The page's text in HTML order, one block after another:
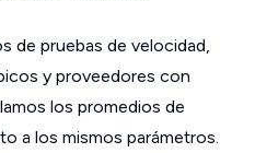
de pruebas de velocidad,
y proveedores con
los promedios de
a los mismos parámetros.